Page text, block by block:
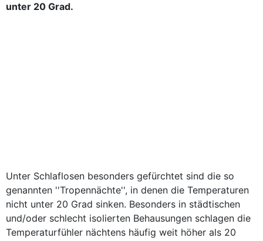
unter 20 Grad.
Unter Schlaflosen besonders gefürchtet sind die so
genannten ''Tropennächte'', in denen die Temperaturen
nicht unter 20 Grad sinken. Besonders in städtischen
und/oder schlecht isolierten Behausungen schlagen die
Temperaturfühler nächtens häufig weit höher als 20